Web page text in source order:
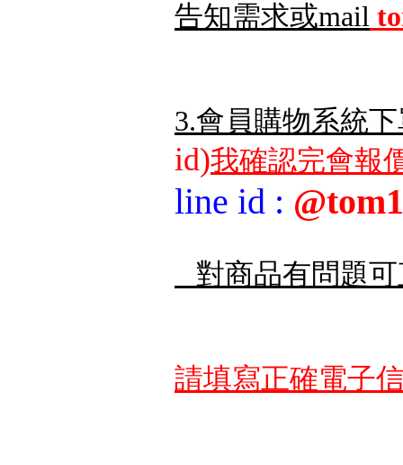
告知需求或mail
3.會員購物系統
id)我確認完會報
line id :
對商品有問題
請填寫正確電子